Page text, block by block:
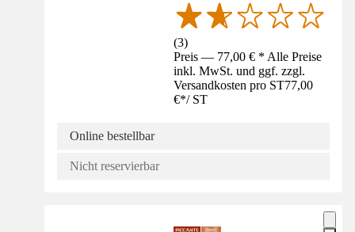
(3)
Preis — 77,00 € * Alle Preise
inkl. MwSt. und ggf. zzgl.
Versandkosten pro ST77,00
€*/ ST
Online bestellbar
Nicht reservierbar